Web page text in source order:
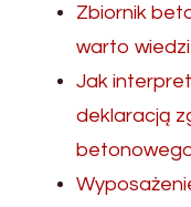
Zbiornik
warto
Jak
deklaracją